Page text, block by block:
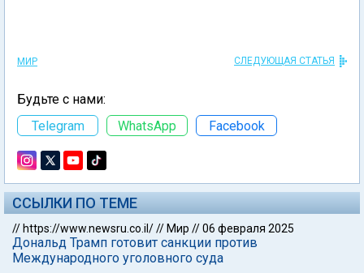
МИР СЛЕДУЮЩАЯ СТАТЬЯ
Будьте с нами:
Telegram
WhatsApp Facebook
ССЫЛКИ ПО ТЕМЕ
// https://www.newsru.co.il/// Мир //06 февраля 2025
Дональд Трамп готовит санкции против
Международного уголовного суда